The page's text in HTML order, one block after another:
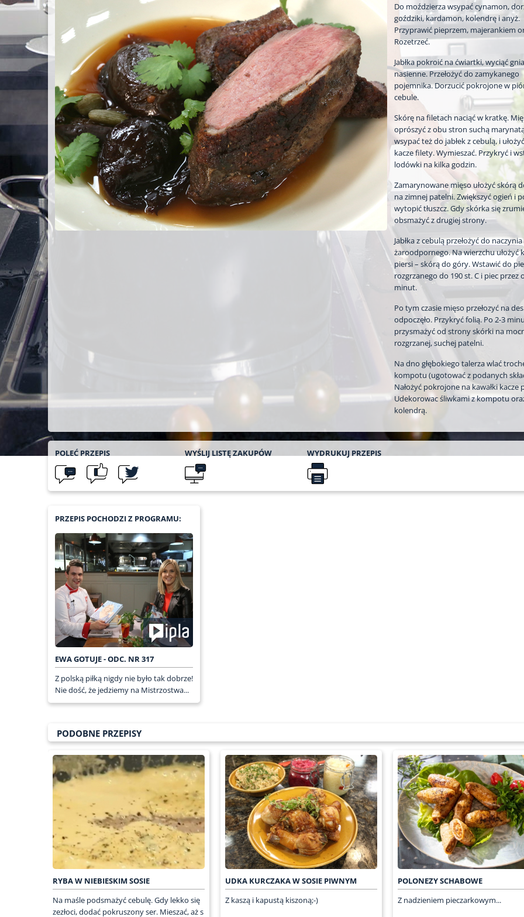
Do moździerza wsypać cynamon,
goździki, kardamon, kolendrę i anyż.
Przyprawić pieprzem, majerankiem
Rozetrzeć.
Jabłka pokroić na ćwiartki, wyciąć
nasienne. Przełożyć do zamykanego
pojemnika. Dorzucić pokrojone w
cebule.
Skórę na filetach naciąć w kratkę.
oprószyć z obu stron suchą
wsypać też do jabłek z cebulą, i
kacze filety. Wymieszać. Przykryć i
lodówki na kilka godzin.
Zamarynowane mięso ułożyć skórą
na zimnej patelni. Zwiększyć ogień i
wytopić tłuszcz. Gdy skórka się
obsmażyć z drugiej strony.
Jabłka z cebulą przełożyć do naczynia
żaroodpornego. Na wierzchu ułożyć
piersi – skórą do góry. Wstawić do
rozgrzanego do 190 st. C i piec przez
minut.
Po tym czasie mięso przełozyć na
odpoczęło. Przykryć folią. Po 2-3
przysmażyć od strony skórki na
rozgrzanej, suchej patelni.
Na dno głębokiego talerza wlać
kompotu (ugotować z podanych
Nałożyć pokrojone na kawałki kacze
Udekorowac śliwkami z kompotu
kolendrą.
POLEĆ PRZEPIS WYŚLIJ LISTĘZAKUPÓW WYDRUKUJ PRZEPIS
PRZEPIS POCHODZI Z PROGRAMU:
EWA GOTUJE - ODC. NR 317
Z polską piłką nigdy nie było tak dobrze!
Nie dość, że jedziemy na Mistrzostwa...
PODOBNE PRZEPISY
RYBA W NIEBIESKIM SOSIE
Na maśle podsmażyć cebulę. Gdy lekko się
zezłoci, dodać pokruszony ser. Mieszać, aż s
UDKA KURCZAKA W SOSIE PIWNYM
Z kaszą i kapustą kiszoną;-)
POLONEZY SCHABOWE
Z nadzieniem pieczarkowym...